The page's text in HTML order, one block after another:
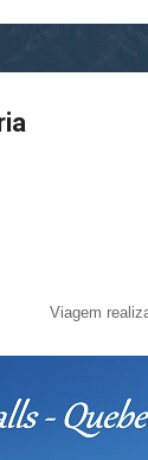
Viagem